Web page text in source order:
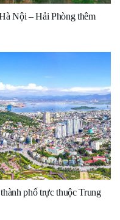
Nội – Hải Phòng thêm
phố trực thuộc Trung